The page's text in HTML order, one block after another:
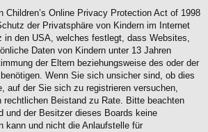
Children’s Online Privacy Protection Act of 1998
der Privatsphäre von Kindern im Internet
in den USA, welches festlegt, dass Websites,
Daten von Kindern unter 13 Jahren
der Eltern beziehungsweise des oder der
Wenn Sie sich unsicher sind, ob dies
auf der Sie sich zu registrieren versuchen,
Beistand zu Rate. Bitte beachten
und der Besitzer dieses Boards keine
kann und nicht die Anlaufstelle für